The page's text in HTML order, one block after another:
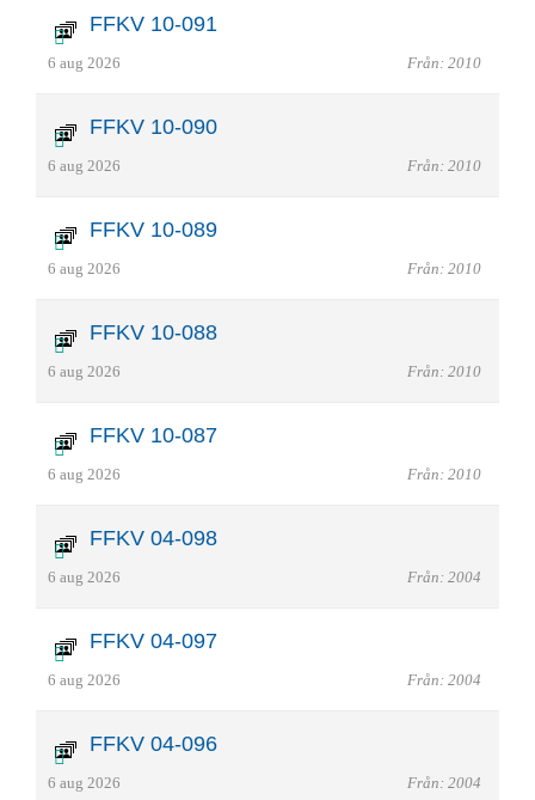
FFKV 10-091
6 aug 2026 Från: 2010
FFKV 10-090
6 aug 2026 Från: 2010
FFKV 10-089
6 aug 2026 Från: 2010
FFKV 10-088
6 aug 2026 Från: 2010
FFKV 10-087
6 aug 2026 Från: 2010
FFKV 04-098
6 aug 2026 Från: 2004
FFKV 04-097
6 aug 2026 Från: 2004
FFKV 04-096
6 aug 2026 Från: 2004